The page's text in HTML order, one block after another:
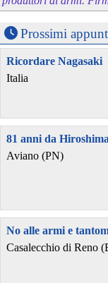
Prossimi
Ricordare Nagasaki
Italia
81 anni da
Aviano (PN)
No alle armi e
Casalecchio di Reno